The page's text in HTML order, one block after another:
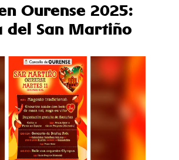
Ourense 2025:
del San Martiño